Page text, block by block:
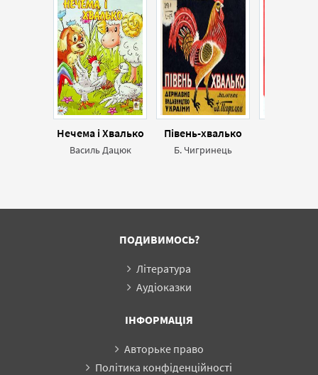
Нечема і Хвалько
Василь Дацюк
Півень-хвалько
Б. Чигринець
ПОДИВИМОСЬ?
Література
Аудіоказки
ІНФОРМАЦІЯ
Авторьке право
Політика конфіденційності